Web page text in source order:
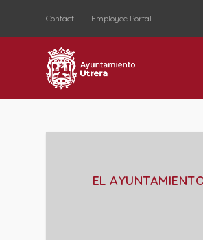
Contact Employee Portal
EL